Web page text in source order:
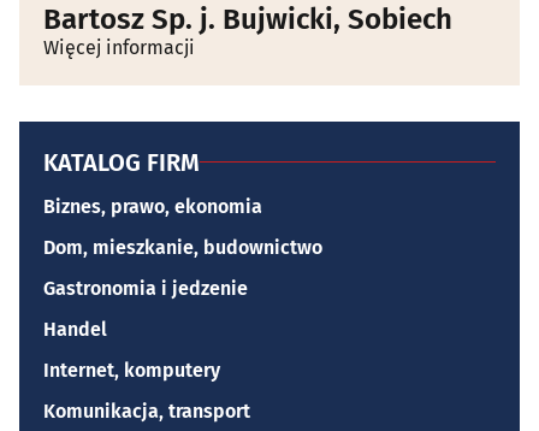
Bartosz Sp. j. Bujwicki, Sobiech
Więcej informacji
KATALOG FIRM
Biznes, prawo, ekonomia
Dom, mieszkanie, budownictwo
Gastronomia i jedzenie
Handel
Internet, komputery
Komunikacja, transport